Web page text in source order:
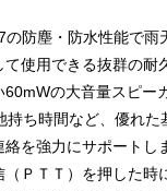
防塵・防水性能で雨
使用できる抜群の耐
の大音量スピー
持ち時間など、優れた
を強力にサポートし
ＰＴＴ）を押した時